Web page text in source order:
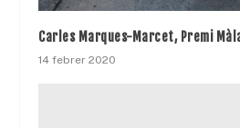
Carles Marques-Marcet, Premi
14 febrer 2020